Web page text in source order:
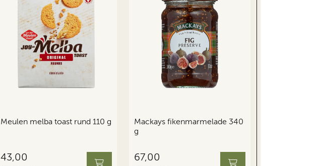
Meulen melba toast rund 110 g
43,00
Mackays fikenmarmelade 340
g
67,00